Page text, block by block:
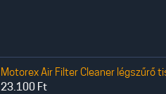
Motorex Air Filter Cleaner légszűrő
23.100 Ft